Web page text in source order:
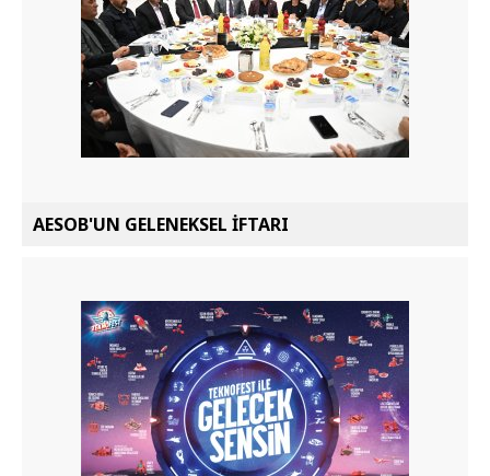
AESOB'UN GELENEKSEL İFTARI